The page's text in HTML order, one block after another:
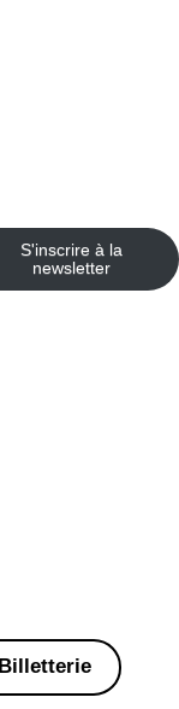
S'inscrire à la
newsletter
Billetterie